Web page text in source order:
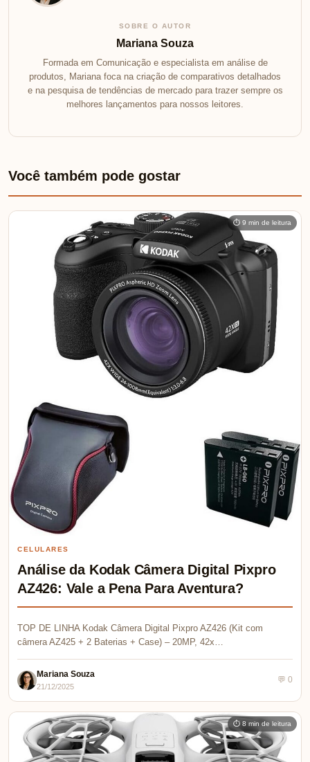
SOBRE O AUTOR
Mariana Souza
Formada em Comunicação e especialista em análise de
produtos, Mariana foca na criação de comparativos detalhados
e na pesquisa de tendências de mercado para trazer sempre os
melhores lançamentos para nossos leitores.
Você também pode gostar
⏱ 9 min de leitura
CELULARES
Análise da Kodak Câmera Digital Pixpro
AZ426: Vale a Pena Para Aventura?
TOP DE LINHA Kodak Câmera Digital Pixpro AZ426 (Kit com
câmera AZ425 + 2 Baterias + Case) – 20MP, 42x…
Mariana Souza
21/12/2025
💬 0
⏱ 8 min de leitura